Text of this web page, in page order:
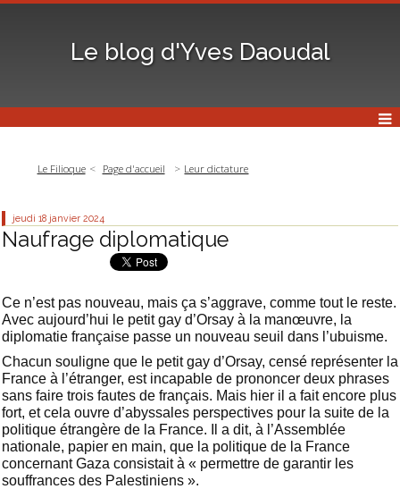
Le blog d'Yves Daoudal
Le Filioque Page d'accueil Leur dictature
jeudi 18 janvier 2024
Naufrage diplomatique
Ce n’est pas nouveau, mais ça s’aggrave, comme tout le reste.
Avec aujourd’hui le petit gay d’Orsay à la manœuvre, la
diplomatie française passe un nouveau seuil dans l’ubuisme.
Chacun souligne que le petit gay d’Orsay, censé représenter la
France à l’étranger, est incapable de prononcer deux phrases
sans faire trois fautes de français. Mais hier il a fait encore plus
fort, et cela ouvre d’abyssales perspectives pour la suite de la
politique étrangère de la France. Il a dit, à l’Assemblée
nationale, papier en main, que la politique de la France
concernant Gaza consistait à « permettre de garantir les
souffrances des Palestiniens ».